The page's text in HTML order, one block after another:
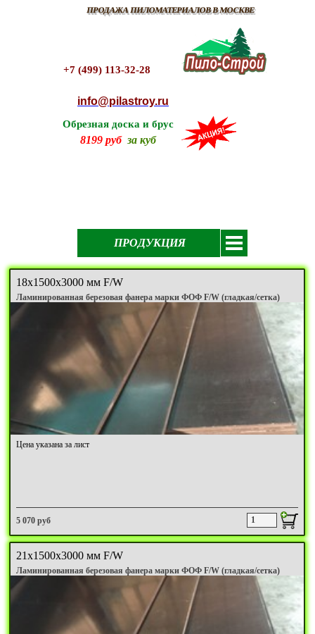
ПРОДАЖА ПИЛОМАТЕРИАЛОВ В МОСКВЕ
+7 (499) 113-32-28
info@pilastroy.ru
Обрезная доска и брус
8199 руб за куб
ПРОДУКЦИЯ
18х1500х3000 мм F/W
Ламинированная березовая фанера марки ФОФ F/W (гладкая/сетка)
Цена указана за лист
5 070 руб
21х1500х3000 мм F/W
Ламинированная березовая фанера марки ФОФ F/W (гладкая/сетка)